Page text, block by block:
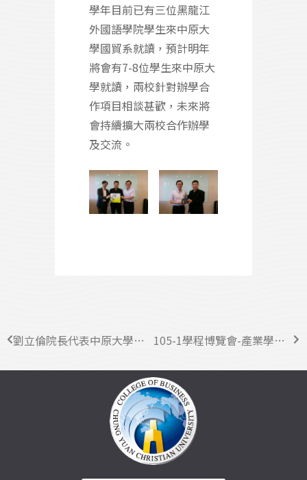
學年目前已有三位黑龍江
外國語學院學生來中原大
學國貿系就讀，預計明年
將會有7-8位學生來中原大
學就讀，兩校針對辦學合
作項目相談甚歡，未來將
會持續擴大兩校合作辦學
及交流。
劉立倫院長代表中原大學商學院出席2016AACSB亞洲年會 105-1學程博覽會-產業學院業界導師聘任暨學用合一人才培育雙向交流會